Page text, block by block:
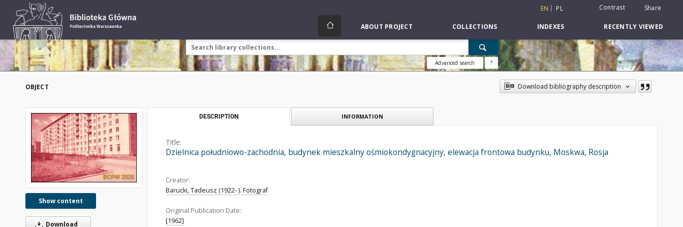
EN PL Contrast Share
ABOUT PROJECT COLLECTIONS INDEXES RECENTLY VIEWED
Advanced search ?
OBJECT Download bibliography description
Show content
Download
DESCRIPTION INFORMATION
Title:
Dzielnica południowo-zachodnia, budynek mieszkalny ośmiokondygnacyjny, elewacja frontowa budynku, Moskwa, Rosja
Creator:
Barucki, Tadeusz (1922- ). Fotograf
Original Publication Date:
[1962]